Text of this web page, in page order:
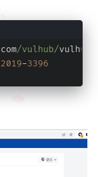
/vulhub/
2019-3396